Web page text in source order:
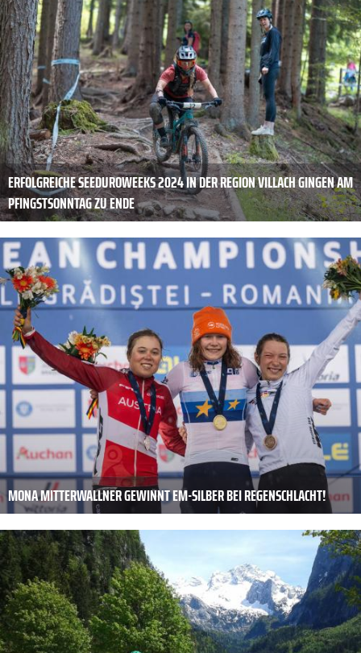
ERFOLGREICHE SEEDUROWEEKS 2024 IN DER REGION VILLACH GINGEN AM
PFINGSTSONNTAG ZU ENDE
MONA MITTERWALLNER GEWINNT EM-SILBER BEI REGENSCHLACHT!